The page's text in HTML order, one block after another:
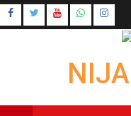
Skip
to